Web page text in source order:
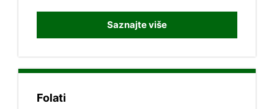
Saznajte više
Folati